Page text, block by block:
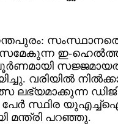
ഇ-ഹെല്‍ത്ത്
വരിയില്‍
ലഭ്യമാക്കുന്ന
പേര്‍ സ്ഥിര
മന്ത്രി പറഞ്ഞു.